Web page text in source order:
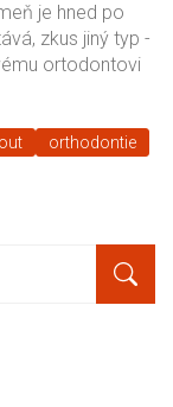
je hned po
zkus jiný typ -
ortodontovi
orthodontie